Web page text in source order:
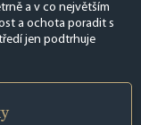
a v co největším
a ochota poradit s
jen podtrhuje